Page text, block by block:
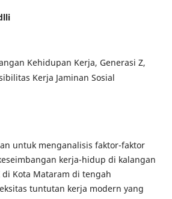
Kehidupan Kerja, Generasi Z,
Kerja Jaminan Sosial
untuk menganalisis faktor-faktor
kerja-hidup di kalangan
di Kota Mataram di tengah
tuntutan kerja modern yang